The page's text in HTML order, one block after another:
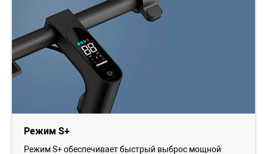
Режим S+
Режим S+ обеспечивает быстрый выброс мощной